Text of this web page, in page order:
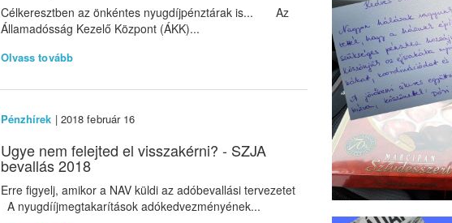
Célkeresztben az önkéntes nyugdíjpénztárak is... Az
Államadósság Kezelő Központ (ÁKK)...
Olvass tovább
Pénzhírek | 2018 február 16
Ugye nem felejted el visszakérni? - SZJA
bevallás 2018
Erre figyelj, amikor a NAV küldi az adóbevallási tervezetet
A nyugdííjmegtakarítások adókedvezményének...